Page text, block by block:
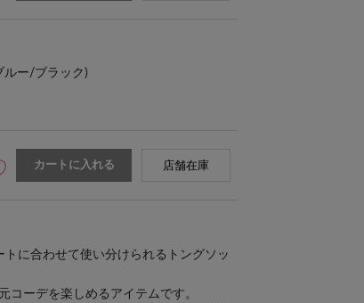
ルー/ブラック)
カートに入れる 店舗在庫
に合わせて使い分けられるトングソッ
コーデを楽しめるアイテムです。